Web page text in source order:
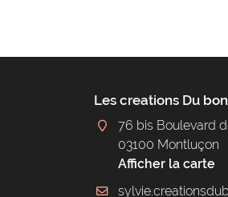
Les creations Du
76 bis Boulevard
03100 Montluçon
Afficher la carte